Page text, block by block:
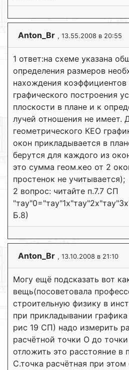
Anton_Br , 13.55.2008 в 20:55
1 ответ:на схеме указана
определения размеров
нахождения коэффициентов
графического построения
плоскости в плане и к
лучей отношения не имеет.
геометрического КЕО
окон прикладывается в
берутся для каждого из
это сумма геом.кео от 2
простенок не учитывается);
2 вопрос: читайте п.7.7 СП
Б.8)
Anton_Br , 13.10.2008 в 21:10
Могу ещё подсказать вот
вещь(посоветовала
строительную физику в
при прикладывании
рис 19 СП) надо измерить
расчётной точки О до
отложить это расстояние в
С.точка расчётная при